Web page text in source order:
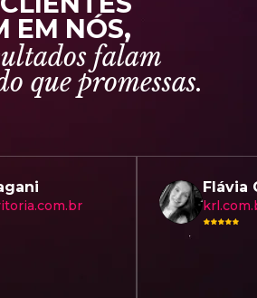
EM NÓS,
ultados falam
o que promessas.
Flávia
krl.com.br